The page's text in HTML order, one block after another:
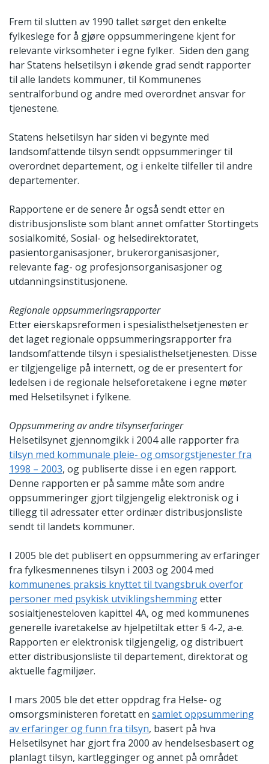
Frem til slutten av 1990 tallet sørget den enkelte
fylkeslege for å gjøre oppsummeringene kjent for
relevante virksomheter i egne fylker. Siden den gang
har Statens helsetilsyn i økende grad sendt rapporter
til alle landets kommuner, til Kommunenes
sentralforbund og andre med overordnet ansvar for
tjenestene.
Statens helsetilsyn har siden vi begynte med
landsomfattende tilsyn sendt oppsummeringer til
overordnet departement, og i enkelte tilfeller til andre
departementer.
Rapportene er de senere år også sendt etter en
distribusjonsliste som blant annet omfatter Stortingets
sosialkomité, Sosial- og helsedirektoratet,
pasientorganisasjoner, brukerorganisasjoner,
relevante fag- og profesjonsorganisasjoner og
utdanningsinstitusjonene.
Regionale oppsummeringsrapporter
Etter eierskapsreformen i spesialisthelsetjenesten er
det laget regionale oppsummeringsrapporter fra
landsomfattende tilsyn i spesialisthelsetjenesten. Disse
er tilgjengelige på internett, og de er presentert for
ledelsen i de regionale helseforetakene i egne møter
med Helsetilsynet i fylkene.
Oppsummering av andre tilsynserfaringer
Helsetilsynet gjennomgikk i 2004 alle rapporter fra
tilsyn med kommunale pleie- og omsorgstjenester fra
1998 – 2003, og publiserte disse i en egen rapport.
Denne rapporten er på samme måte som andre
oppsummeringer gjort tilgjengelig elektronisk og i
tillegg til adressater etter ordinær distribusjonsliste
sendt til landets kommuner.
I 2005 ble det publisert en oppsummering av erfaringer
fra fylkesmennenes tilsyn i 2003 og 2004 med
kommunenes praksis knyttet til tvangsbruk overfor
personer med psykisk utviklingshemmingetter
sosialtjenesteloven kapittel 4A, og med kommunenes
generelle ivaretakelse av hjelpetiltak etter § 4-2, a-e.
Rapporten er elektronisk tilgjengelig, og distribuert
etter distribusjonsliste til departement, direktorat og
aktuelle fagmiljøer.
I mars 2005 ble det etter oppdrag fra Helse- og
omsorgsministeren foretatt en samlet oppsummering
av erfaringer og funn fra tilsyn, basert på hva
Helsetilsynet har gjort fra 2000 av hendelsesbasert og
planlagt tilsyn, kartlegginger og annet på området